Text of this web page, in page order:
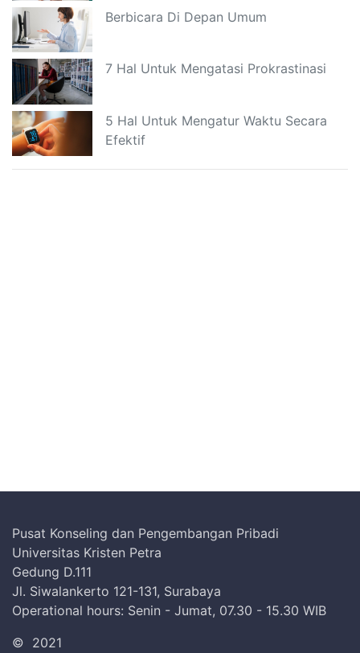
Berbicara Di Depan Umum
7 Hal Untuk Mengatasi Prokrastinasi
5 Hal Untuk Mengatur Waktu Secara
Efektif
Pusat Konseling dan Pengembangan Pribadi
Universitas Kristen Petra
Gedung D.111
Jl. Siwalankerto 121-131, Surabaya
Operational hours: Senin - Jumat, 07.30 - 15.30 WIB
© 2021